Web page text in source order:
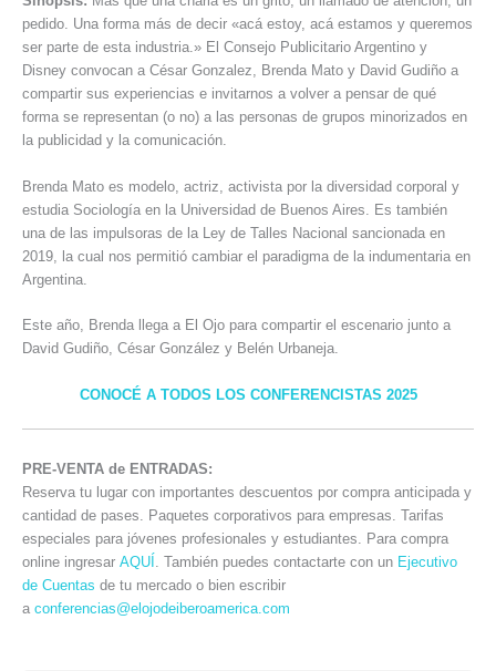
pedido. Una forma más de decir «acá estoy, acá estamos y queremos
ser parte de esta industria.» El Consejo Publicitario Argentino y
Disney convocan a César Gonzalez, Brenda Mato y David Gudiño a
compartir sus experiencias e invitarnos a volver a pensar de qué
forma se representan (o no) a las personas de grupos minorizados en
la publicidad y la comunicación.
Brenda Mato es modelo, actriz, activista por la diversidad corporal y
estudia Sociología en la Universidad de Buenos Aires. Es también
una de las impulsoras de la Ley de Talles Nacional sancionada en
2019, la cual nos permitió cambiar el paradigma de la indumentaria en
Argentina.
Este año, Brenda llega a El Ojo para compartir el escenario junto a
David Gudiño, César González y Belén Urbaneja.
CONOCÉ A TODOS LOS CONFERENCISTAS 2025
PRE-VENTA de ENTRADAS:
Reserva tu lugar con importantes descuentos por compra anticipada y
cantidad de pases. Paquetes corporativos para empresas. Tarifas
especiales para jóvenes profesionales y estudiantes. Para compra
online ingresar AQUÍ . También puedes contactarte con un Ejecutivo
de Cuentas de tu mercado o bien escribir
a conferencias@elojodeiberoamerica.com